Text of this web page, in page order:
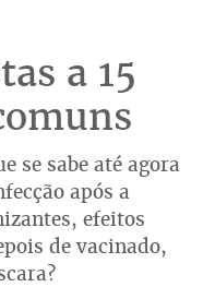
a 15
se sabe até agora
após a
efeitos
de vacinado,